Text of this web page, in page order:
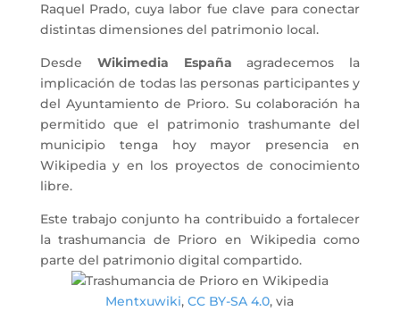
Raquel Prado, cuya labor fue clave para conectar
distintas dimensiones del patrimonio local.
Desde Wikimedia España agradecemos la
implicación de todas las personas participantes y
del Ayuntamiento de Prioro. Su colaboración ha
permitido que el patrimonio trashumante del
municipio tenga hoy mayor presencia en
Wikipedia y en los proyectos de conocimiento
libre.
Este trabajo conjunto ha contribuido a fortalecer
la trashumancia de Prioro en Wikipedia como
parte del patrimonio digital compartido.
Mentxuwiki,CC BY-SA 4.0, via